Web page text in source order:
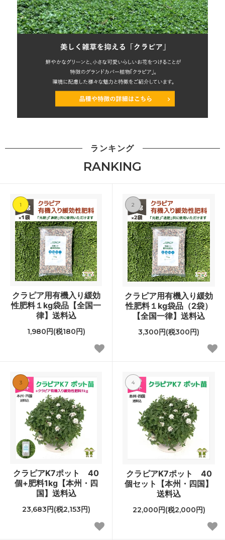
ランキング
RANKING
1
クラピア用有機入り緩効
性肥料１kg袋品【全国一
律】送料込
1,980円(税180円)
2
クラピア用有機入り緩効
性肥料１kg袋品（2袋）
【全国一律】送料込
3,300円(税300円)
3
クラピアK7ポット 40
個+肥料1kg【本州・四
国】送料込
23,683円(税2,153円)
4
クラピアK7ポット 40
個セット【本州・四国】
送料込
22,000円(税2,000円)